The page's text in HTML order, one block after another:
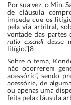
Por sua vez, o Min.
de cláusula
impede que os
pela via arbitral,
vontade das partes
ratio essendidesse
litígio.”[8]
Sobre o tema,
não ocorrerem
acessório”, sendo
acessório, de
ou apenas uma
feita pela cláusula